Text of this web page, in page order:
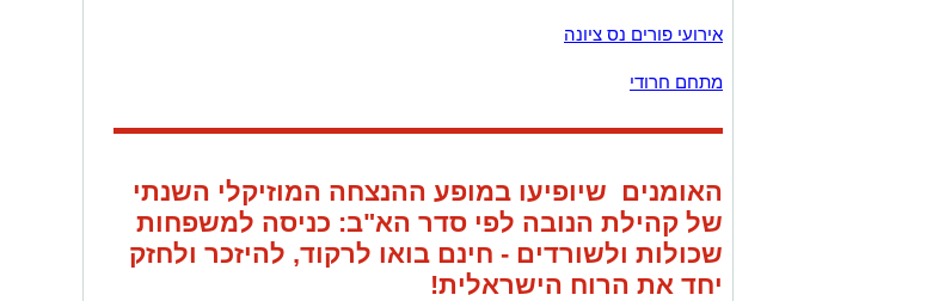
אירועי פורים נס ציונה
מתחם חרודי
האומנים שיופיעו במופע ההנצחה המוזיקלי השנתי
של קהילת הנובה לפי סדר הא"ב: כניסה למשפחות
שכולות ולשורדים - חינם בואו לרקוד, להיזכר ולחזק
יחד את הרוח הישראלית!